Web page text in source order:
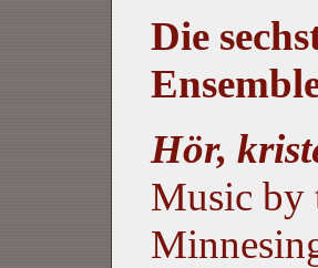
Die
Hör,
Music by